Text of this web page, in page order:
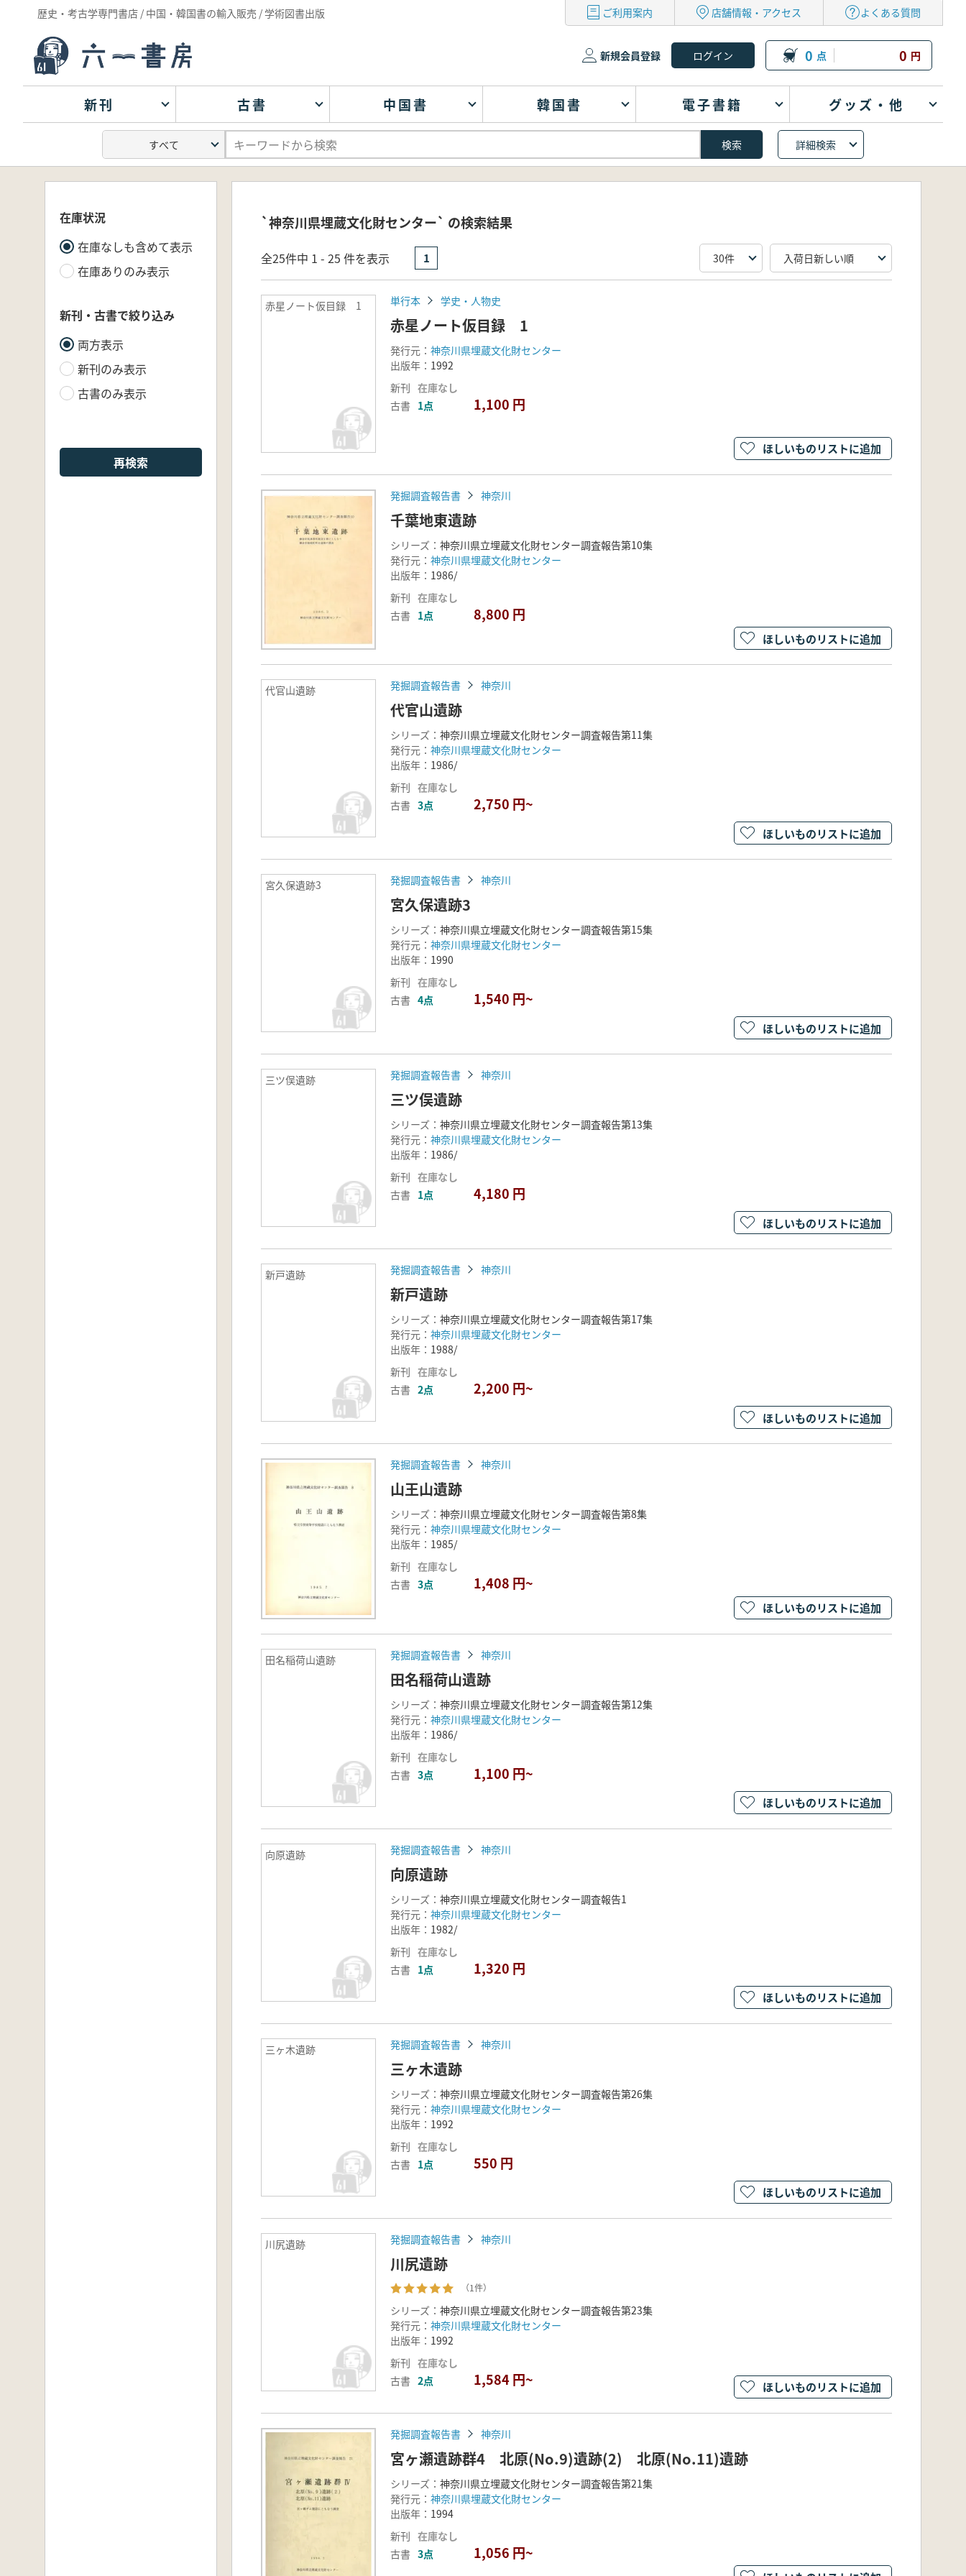
歴史・考古学専門書店 / 中国・韓国書の輸入販売 / 学術図書出版 ご利用案内 店舗情報・アクセス よくある質問
新規会員登録 0 点 0 円
新刊 古書 中国書 韓国書 電子書籍 グッズ・他
詳細検索
在庫状況
在庫なしも含めて表示
在庫ありのみ表示
新刊・古書で絞り込み
両方表示
新刊のみ表示
古書のみ表示
再検索
`神奈川県埋蔵文化財センター` の検索結果
全25件中 1 - 25 件を表示 1
赤星ノート仮目録 1 単行本 学史・人物史
赤星ノート仮目録 1
発行元： 神奈川県埋蔵文化財センター
出版年： 1992
新刊 在庫なし
古書 1点 1,100 円
ほしいものリストに追加
発掘調査報告書 神奈川
千葉地東遺跡
シリーズ： 神奈川県立埋蔵文化財センター調査報告第10集
発行元： 神奈川県埋蔵文化財センター
出版年： 1986/
新刊 在庫なし
古書 1点 8,800 円
ほしいものリストに追加
代官山遺跡 発掘調査報告書 神奈川
代官山遺跡
シリーズ： 神奈川県立埋蔵文化財センター調査報告第11集
発行元： 神奈川県埋蔵文化財センター
出版年： 1986/
新刊 在庫なし
古書 3点 2,750 円~
ほしいものリストに追加
宮久保遺跡3 発掘調査報告書 神奈川
宮久保遺跡3
シリーズ： 神奈川県立埋蔵文化財センター調査報告第15集
発行元： 神奈川県埋蔵文化財センター
出版年： 1990
新刊 在庫なし
古書 4点 1,540 円~
ほしいものリストに追加
三ツ俣遺跡 発掘調査報告書 神奈川
三ツ俣遺跡
シリーズ： 神奈川県立埋蔵文化財センター調査報告第13集
発行元： 神奈川県埋蔵文化財センター
出版年： 1986/
新刊 在庫なし
古書 1点 4,180 円
ほしいものリストに追加
新戸遺跡 発掘調査報告書 神奈川
新戸遺跡
シリーズ： 神奈川県立埋蔵文化財センター調査報告第17集
発行元： 神奈川県埋蔵文化財センター
出版年： 1988/
新刊 在庫なし
古書 2点 2,200 円~
ほしいものリストに追加
発掘調査報告書 神奈川
山王山遺跡
シリーズ： 神奈川県立埋蔵文化財センター調査報告第8集
発行元： 神奈川県埋蔵文化財センター
出版年： 1985/
新刊 在庫なし
古書 3点 1,408 円~
ほしいものリストに追加
田名稲荷山遺跡 発掘調査報告書 神奈川
田名稲荷山遺跡
シリーズ： 神奈川県立埋蔵文化財センター調査報告第12集
発行元： 神奈川県埋蔵文化財センター
出版年： 1986/
新刊 在庫なし
古書 3点 1,100 円~
ほしいものリストに追加
向原遺跡 発掘調査報告書 神奈川
向原遺跡
シリーズ： 神奈川県立埋蔵文化財センター調査報告1
発行元： 神奈川県埋蔵文化財センター
出版年： 1982/
新刊 在庫なし
古書 1点 1,320 円
ほしいものリストに追加
三ヶ木遺跡 発掘調査報告書 神奈川
三ヶ木遺跡
シリーズ： 神奈川県立埋蔵文化財センター調査報告第26集
発行元： 神奈川県埋蔵文化財センター
出版年： 1992
新刊 在庫なし
古書 1点 550 円
ほしいものリストに追加
川尻遺跡 発掘調査報告書 神奈川
川尻遺跡
（1件）
シリーズ： 神奈川県立埋蔵文化財センター調査報告第23集
発行元： 神奈川県埋蔵文化財センター
出版年： 1992
新刊 在庫なし
古書 2点 1,584 円~ ほしいものリストに追加
発掘調査報告書 神奈川
宮ヶ瀬遺跡群4 北原(No.9)遺跡(2) 北原(No.11)遺跡
シリーズ： 神奈川県立埋蔵文化財センター調査報告第21集
発行元： 神奈川県埋蔵文化財センター
出版年： 1994
新刊 在庫なし
古書 3点 1,056 円~